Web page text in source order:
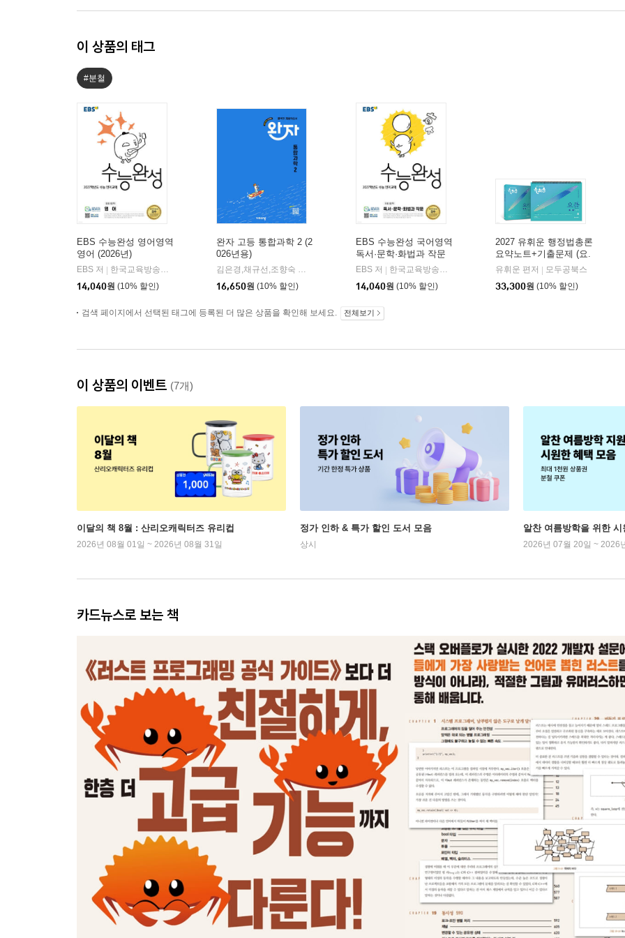
이 상품의 태그
#분철
EBS 수능완성 영어영역
영어 (2026년)
EBS 저
한국교육방송공사
14,040원 (10% 할인)
완자 고등 통합과학 2 (2
026년용)
김은경,채규선,조향숙 등저
16,650원 (10% 할인)
EBS 수능완성 국어영역
독서·문학·화법과 작문
(2026년)
EBS 저
한국교육방송공사
14,040원 (10% 할인)
2027 유휘운 행정법총론
요약노트+기출문제 (요.
플.)
유휘운 편저
모두공북스
33,300원 (10% 할인)
검색 페이지에서 선택된 태그에 등록된 더 많은 상품을 확인해 보세요. 전체보기
이 상품의 이벤트 (7개)
이달의 책 8월 : 산리오캐릭터즈 유리컵
2026년 08월 01일 ~ 2026년 08월 31일
정가 인하 & 특가 할인 도서 모음
상시
알찬 여름방학을 위한 시
2026년 07월 20일 ~ 2026
카드뉴스로 보는 책